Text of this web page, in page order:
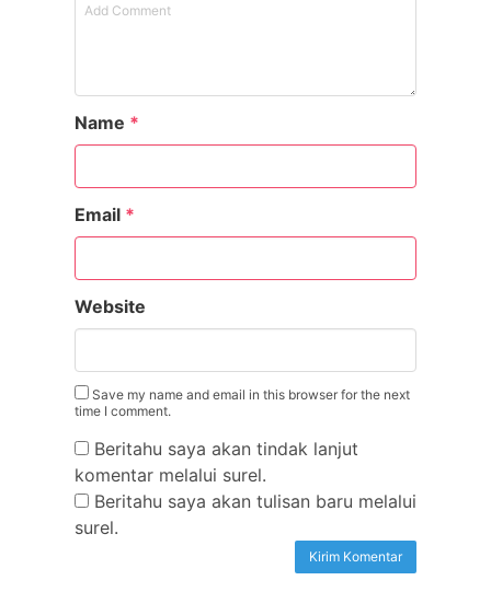
Name *
Email *
Website
Save my name and email in this browser for the next
time I comment.
Beritahu saya akan tindak lanjut
komentar melalui surel.
Beritahu saya akan tulisan baru melalui
surel.